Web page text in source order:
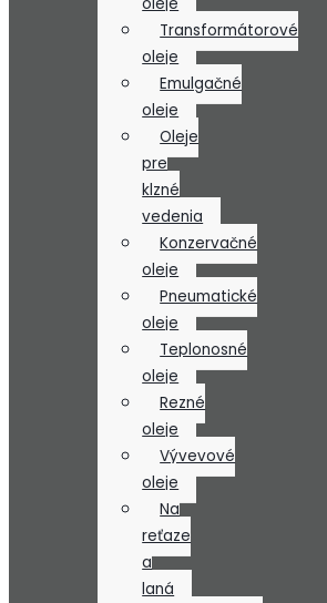
Transformátorové
oleje
Emulgačné
oleje
Oleje
pre
klzné
vedenia
Konzervačné
oleje
Pneumatické
oleje
Teplonosné
oleje
Rezné
oleje
Vývevové
oleje
Na
reťaze
a
laná